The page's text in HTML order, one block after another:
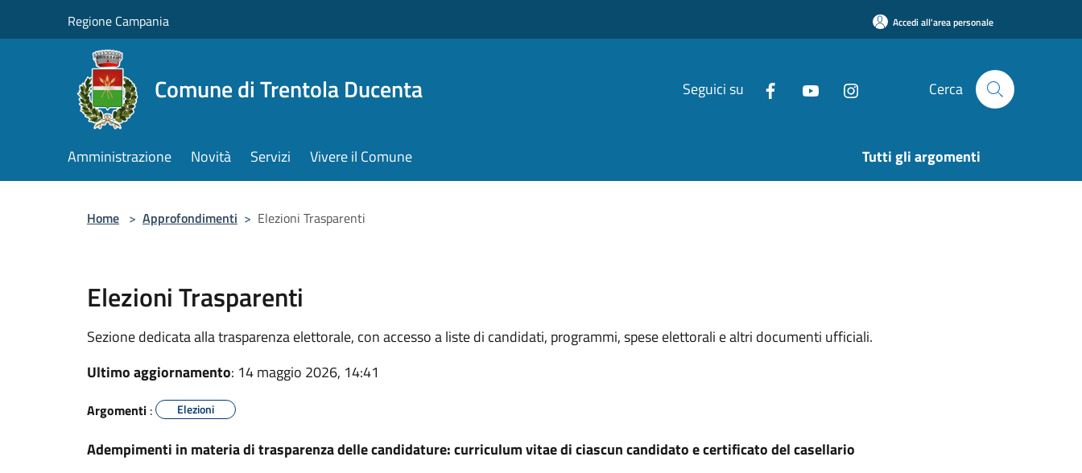
Regione Campania Accedi all'area personale
Comune di Trentola Ducenta Seguici su Cerca
Amministrazione Novità Servizi Vivere il Comune Tutti gli argomenti
Home > Approfondimenti > Elezioni Trasparenti
Elezioni Trasparenti
Sezione dedicata alla trasparenza elettorale, con accesso a liste di candidati, programmi, spese elettorali e altri documenti ufficiali.
Ultimo aggiornamento: 14 maggio 2026, 14:41
Argomenti : Elezioni
Adempimenti in materia di trasparenza delle candidature: curriculum vitae di ciascun candidato e certificato del casellario